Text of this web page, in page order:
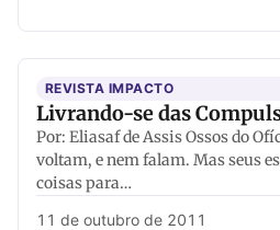
REVISTA IMPACTO
Livrando-se das
Por: Eliasaf de Assis Ossos do
voltam, e nem falam. Mas seus
coisas para…
11 de outubro de 2011